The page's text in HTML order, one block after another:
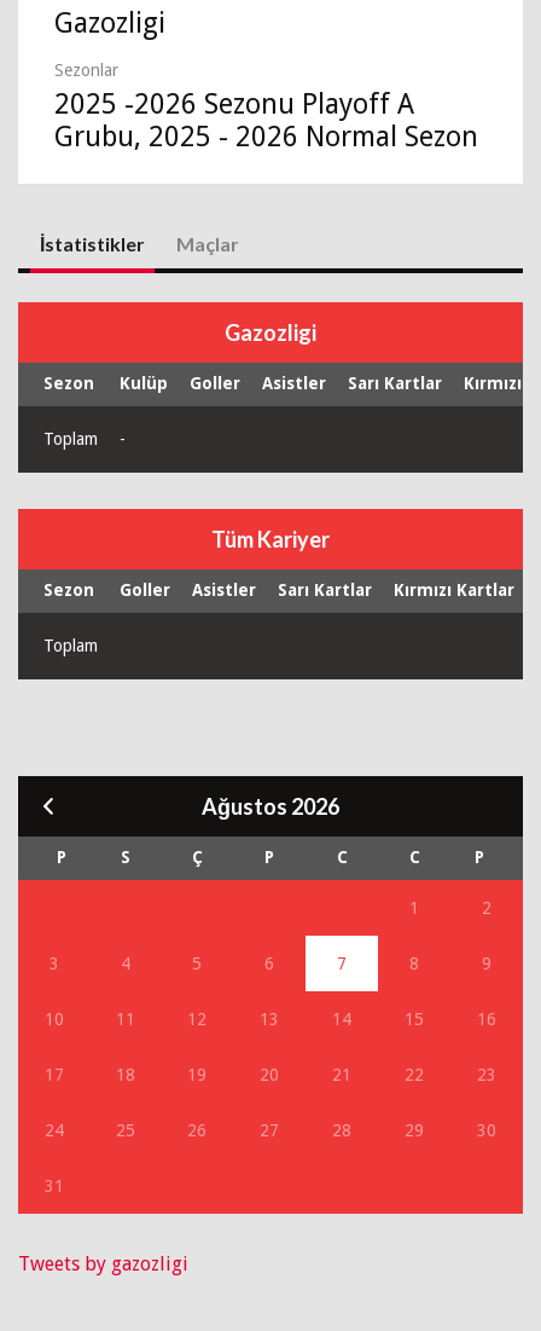
Gazozligi
Sezonlar
2025 -2026 Sezonu Playoff A
Grubu, 2025 - 2026 Normal Sezon
İstatistikler Maçlar
Gazozligi
Sezon Kulüp Goller Asistler Sarı Kartlar Kırmızı
Toplam -
Tüm Kariyer
Sezon Goller Asistler Sarı Kartlar Kırmızı Kartlar
Toplam
Ağustos 2026
P S Ç P C C P
1 2
3 4 5 6 7 8 9
10 11 12 13 14 15 16
17 18 19 20 21 22 23
24 25 26 27 28 29 30
31
Tweets by gazozligi